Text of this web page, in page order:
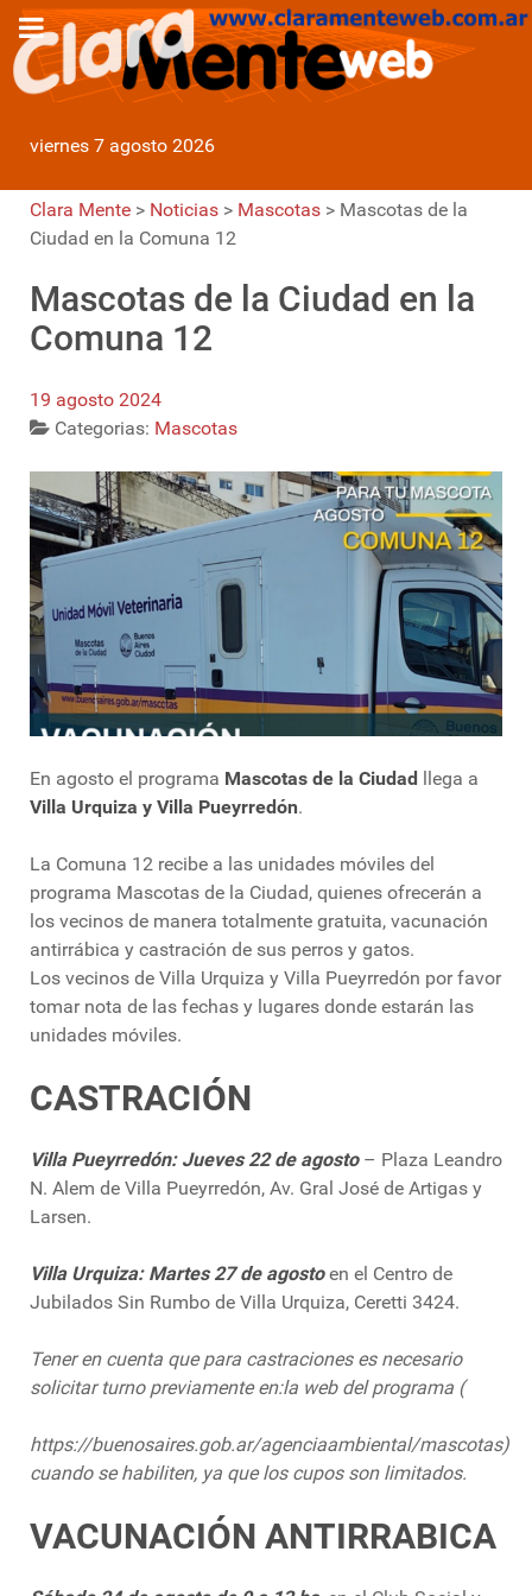
viernes 7 agosto 2026
Clara Mente > Noticias > Mascotas > Mascotas de la
Ciudad en la Comuna 12
Mascotas de la Ciudad en la
Comuna 12
19 agosto 2024
Categorias: Mascotas
En agosto el programa Mascotas de la Ciudad llega a
Villa Urquiza y Villa Pueyrredón.
La Comuna 12 recibe a las unidades móviles del
programa Mascotas de la Ciudad, quienes ofrecerán a
los vecinos de manera totalmente gratuita, vacunación
antirrábica y castración de sus perros y gatos.
Los vecinos de Villa Urquiza y Villa Pueyrredón por favor
tomar nota de las fechas y lugares donde estarán las
unidades móviles.
CASTRACIÓN
Villa Pueyrredón: Jueves 22 de agosto– Plaza Leandro
N. Alem de Villa Pueyrredón, Av. Gral José de Artigas y
Larsen.
Villa Urquiza: Martes 27 de agostoen el Centro de
Jubilados Sin Rumbo de Villa Urquiza, Ceretti 3424.
Tener en cuenta que para castraciones es necesario
solicitar turno previamente en:la web del programa (
https://buenosaires.gob.ar/agenciaambiental/mascotas)
cuando se habiliten, ya que los cupos son limitados.
VACUNACIÓN ANTIRRABICA